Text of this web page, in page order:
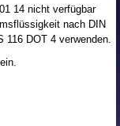
14 nicht verfügbar
nach DIN
116 DOT 4 verwenden.